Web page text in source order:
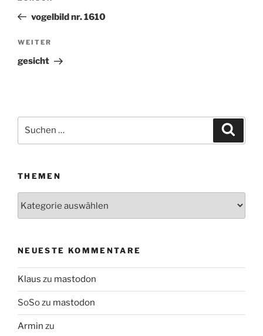
Beitrag
vogelbild nr. 1610
Nächster
Beitrag
WEITER
gesicht
Suchen
THEMEN
NEUESTE KOMMENTARE
Klaus zu mastodon
SoSozu mastodon
Armin zu